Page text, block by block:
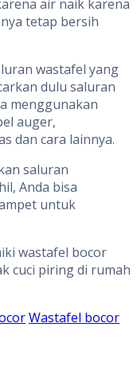
air naik karena
tetap bersih
wastafel yang
dulu saluran
menggunakan
auger,
dan cara lainnya.
saluran
Anda bisa
untuk
wastafel bocor
cuci piring di rumah
Wastafel bocor